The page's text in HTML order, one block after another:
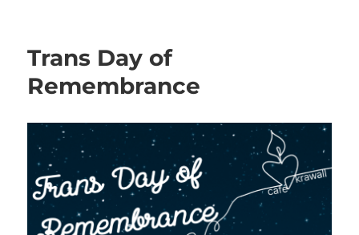
Trans Day of
Remembrance